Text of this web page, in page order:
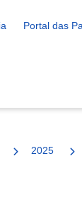
Portal das
2025